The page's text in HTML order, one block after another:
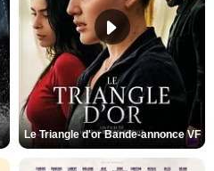
Le Triangle d'or Bande-annonce VF